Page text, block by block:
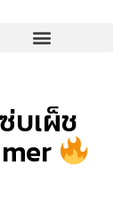
บเผ็ช